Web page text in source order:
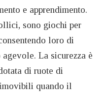
e apprendimento.
sono giochi per
loro di
La sicurezza è
di ruote di
quando il